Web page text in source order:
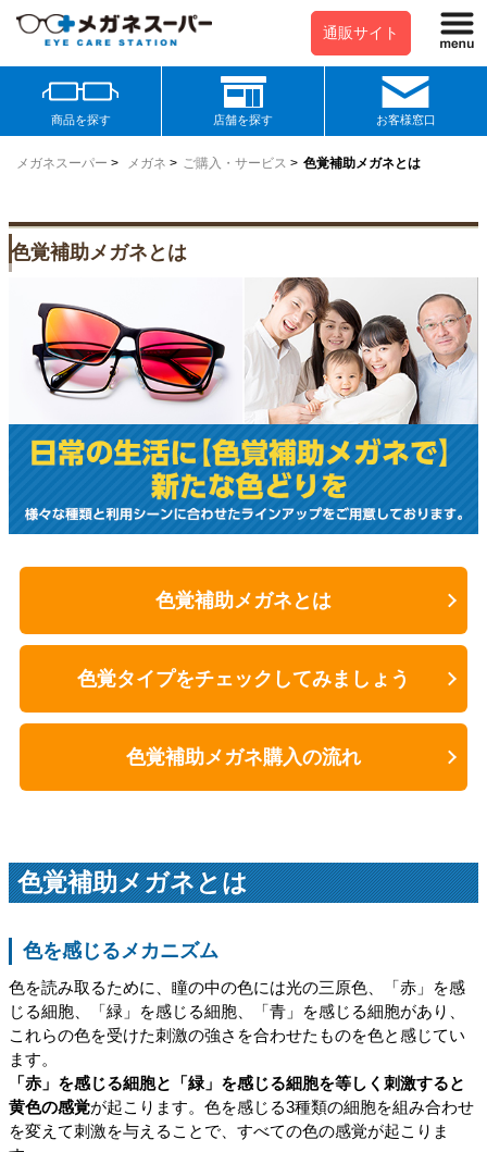
通販サイト
商品を探す 店舗を探す お客様窓口
メガネスーパー > メガネ > ご購入・サービス > 色覚補助メガネとは
色覚補助メガネとは
色覚補助メガネとは
色覚タイプをチェックしてみましょう
色覚補助メガネ購入の流れ
色覚補助メガネとは
色を感じるメカニズム
色を読み取るために、瞳の中の色には光の三原色、「赤」を感
じる細胞、「緑」を感じる細胞、「青」を感じる細胞があり、
これらの色を受けた刺激の強さを合わせたものを色と感じてい
ます。
「赤」を感じる細胞と「緑」を感じる細胞を等しく刺激すると
黄色の感覚が起こります。色を感じる3種類の細胞を組み合わせ
を変えて刺激を与えることで、すべての色の感覚が起こりま